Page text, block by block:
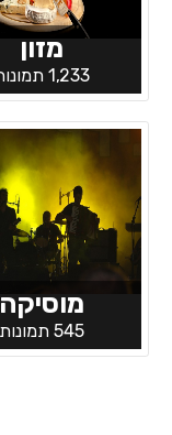
מזון
1,233 תמונות
מוסיקה
545 תמונות